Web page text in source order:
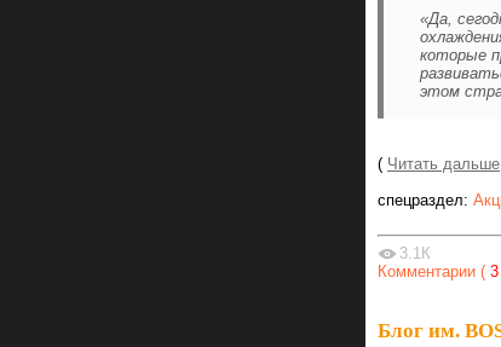
«Да,
которые
этом
( Читать дальше
спецраздел:
3.1К
Комментарии ( 3
Блог им.